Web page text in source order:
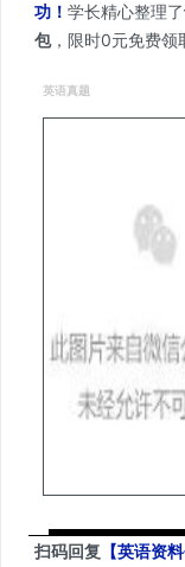
功 ！ 学长精心整理了
包，限时0元免费领
英语真题
扫码回复 【英语资